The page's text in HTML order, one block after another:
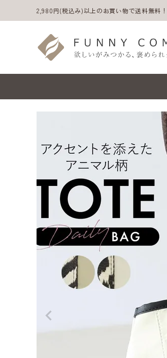
2,980円(税込み)以上のお買い物で送料無料！
ACCOUNT MENU
ようこそ ゲスト 様
会員登録